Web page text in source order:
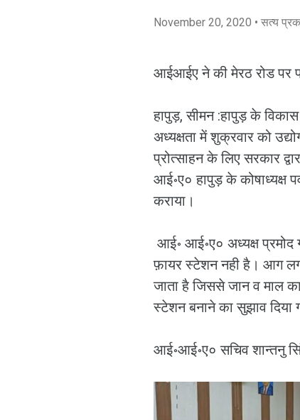
November 20, 2020 • सत्य
आईआईए ने की मेरठ रोड पर
हापुड़, सीमन :हापुड़ के
अध्यक्षता में शुक्रवार को
प्रोत्साहन के लिए सरकार
आई॰ए० हापुड़ के कोषाध्यक्ष
कराया।
आई॰ आई॰ए० अध्यक्ष प्रमोद
फ़ायर स्टेशन नही है। आग
जाता है जिससे जान व माल
स्टेशन बनाने का सुझाव दिया
आई॰आई॰ए० सचिव शान्तनु